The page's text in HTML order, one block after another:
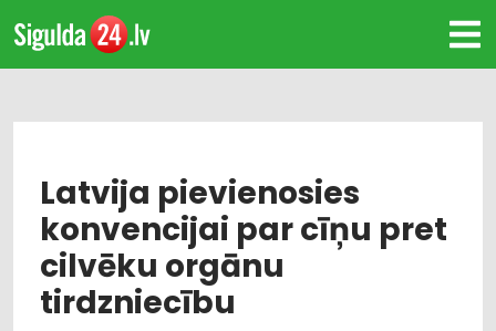
Latvija pievienosies
konvencijai par cīņu pret
cilvēku orgānu
tirdzniecību